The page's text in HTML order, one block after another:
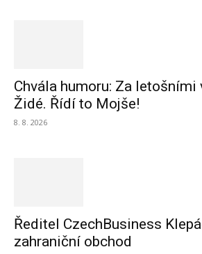
Chvála humoru: Za
Židé. Řídí to Mojše!
8. 8. 2026
Ředitel CzechBusiness
zahraniční obchod